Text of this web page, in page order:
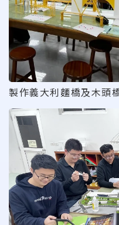
製作義大利麵橋及木頭